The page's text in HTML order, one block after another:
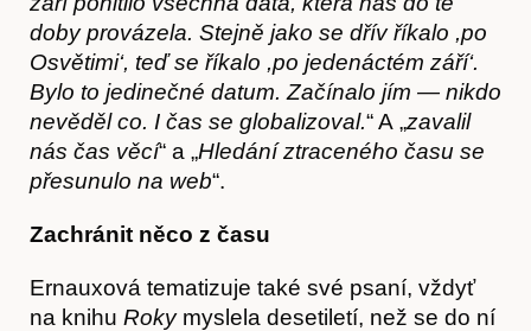
Předplatné
doby provázela. Stejně jako se dřív říkalo ,po
Osvětimi‘, teď se říkalo ,po jedenáctém září‘.
Bylo to jedinečné datum. Začínalo jím — nikdo
nevěděl co. I čas se globalizoval.“ A „zavalil
nás čas věcí“ a „Hledání ztraceného času se
přesunulo na web“.
Zachránit něco z času
Ernauxová tematizuje také své psaní, vždyť
na knihu Rokymyslela desetiletí, než se do ní